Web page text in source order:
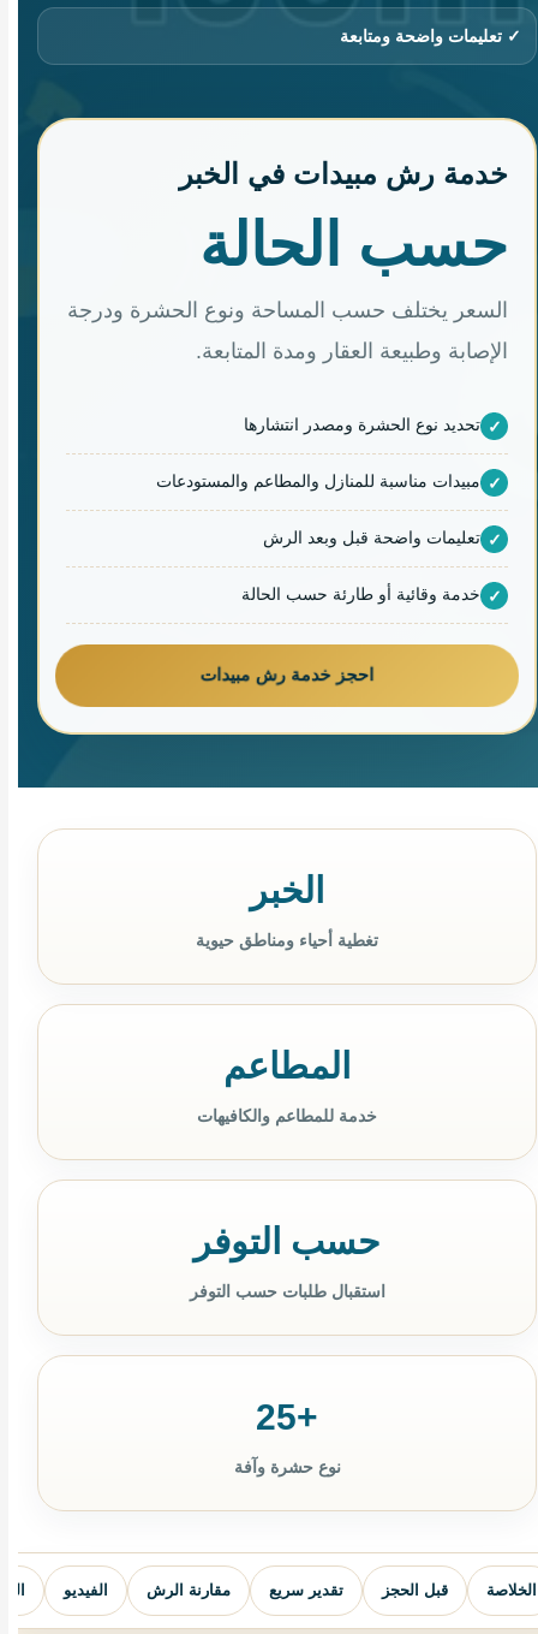
✓ تعليمات واضحة ومتابعة
خدمة رش مبيدات في الخبر
حسب الحالة
السعر يختلف حسب المساحة ونوع الحشرة ودرجة
الإصابة وطبيعة العقار ومدة المتابعة.
تحديد نوع الحشرة ومصدر انتشارها
مبيدات مناسبة للمنازل والمطاعم والمستودعات
تعليمات واضحة قبل وبعد الرش
خدمة وقائية أو طارئة حسب الحالة
احجز خدمة رش مبيدات
الخبر
تغطية أحياء ومناطق حيوية
المطاعم
خدمة للمطاعم والكافيهات
حسب التوفر
استقبال طلبات حسب التوفر
+25
نوع حشرة وآفة
الخلاصة قبل الحجز تقدير سريع مقارنة الرش الفيديو